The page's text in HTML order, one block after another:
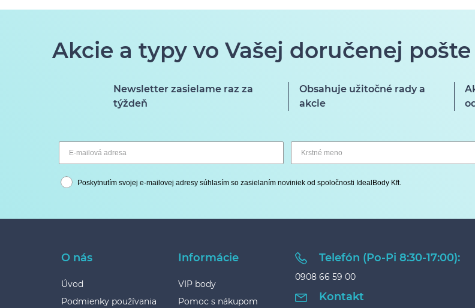
Akcie a typy vo Vašej doručenej pošte
Newsletter zasielame raz za
týždeň
Obsahuje užitočné rady a
akcie
Poskytnutím svojej e-mailovej adresy súhlasím so zasielaním noviniek od spoločnosti IdealBody Kft.
O nás
Úvod
Podmienky používania
Informácie
VIP body
Pomoc s nákupom
Telefón (Po-Pi 8:30-17:00):
0908 66 59 00
Kontakt